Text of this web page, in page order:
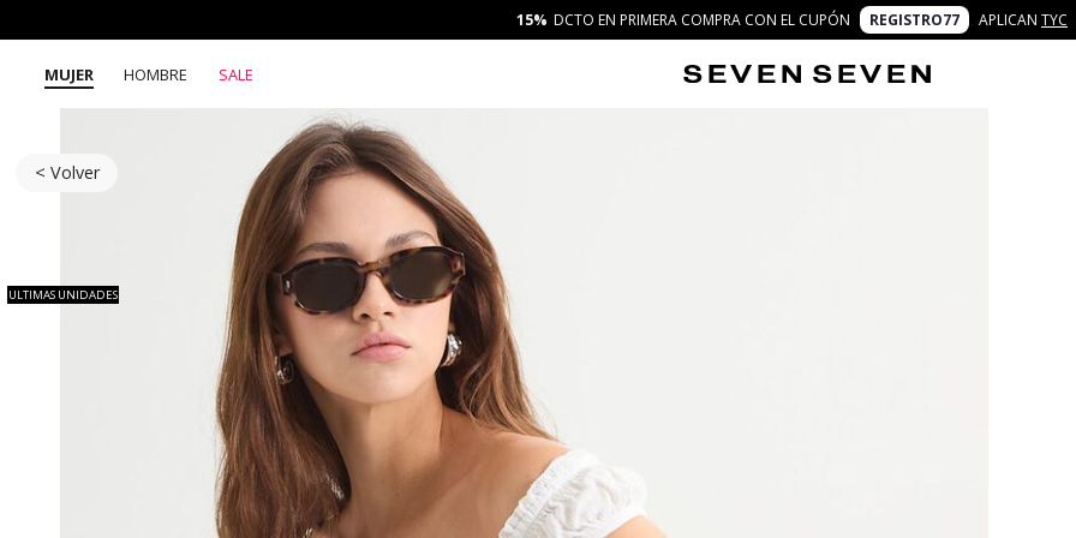
15% DCTO EN PRIMERA COMPRA CON EL CUPÓN REGISTRO77 APLICAN TYC
MUJER HOMBRE SALE
< Volver
ULTIMAS UNIDADES